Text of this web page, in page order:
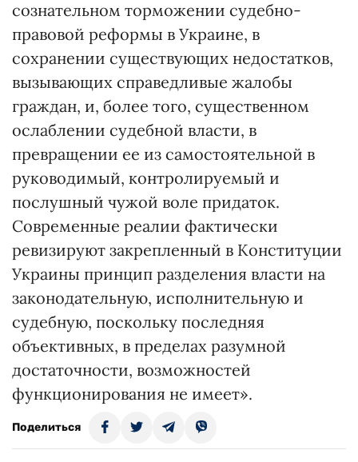
сознательном торможении судебно-
правовой реформы в Украине, в
сохранении существующих недостатков,
вызывающих справедливые жалобы
граждан, и, более того, существенном
ослаблении судебной власти, в
превращении ее из самостоятельной в
руководимый, контролируемый и
послушный чужой воле придаток.
Современные реалии фактически
ревизируют закрепленный в Конституции
Украины принцип разделения власти на
законодательную, исполнительную и
судебную, поскольку последняя
объективных, в пределах разумной
достаточности, возможностей
функционирования не имеет».
Поделиться